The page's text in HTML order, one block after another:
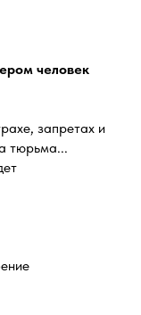
человек
запретах и
тюрьма...